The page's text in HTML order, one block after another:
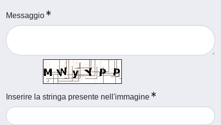
Messaggio
Inserire la stringa presente nell'immagine